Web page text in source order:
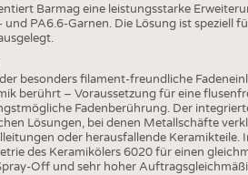
Barmag eine leistungsstarke
PA6.6-Garnen. Die Lösung ist speziell
besonders filament-freundliche
berührt – Voraussetzung für eine
Fadenberührung. Der
Lösungen, bei denen Metallschäfte
oder herausfallende Keramikteile.
des Keramikölers 6020 für einen
Off und sehr hoher